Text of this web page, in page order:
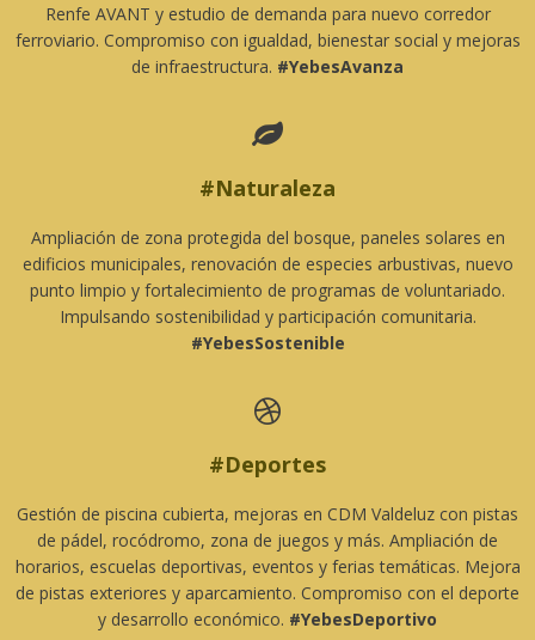
Renfe AVANT y estudio de demanda para nuevo corredor
ferroviario. Compromiso con igualdad, bienestar social y mejoras
de infraestructura. #YebesAvanza

#Naturaleza
Ampliación de zona protegida del bosque, paneles solares en
edificios municipales, renovación de especies arbustivas, nuevo
punto limpio y fortalecimiento de programas de voluntariado.
Impulsando sostenibilidad y participación comunitaria.
#YebesSostenible

#Deportes
Gestión de piscina cubierta, mejoras en CDM Valdeluz con pistas
de pádel, rocódromo, zona de juegos y más. Ampliación de
horarios, escuelas deportivas, eventos y ferias temáticas. Mejora
de pistas exteriores y aparcamiento. Compromiso con el deporte
y desarrollo económico. #YebesDeportivo